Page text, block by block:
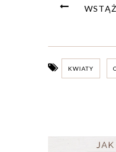
KWIATY